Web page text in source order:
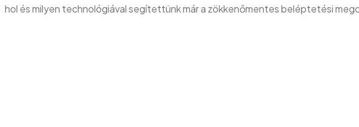
hol és milyen technológiával segítettünk már a zökkenőmentes beléptetési